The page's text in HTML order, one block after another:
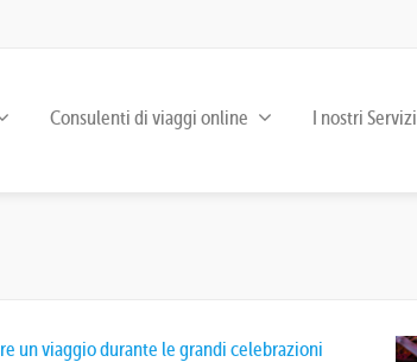
Consulenti di viaggi online I nostri Servizi
un viaggio durante le grandi celebrazioni